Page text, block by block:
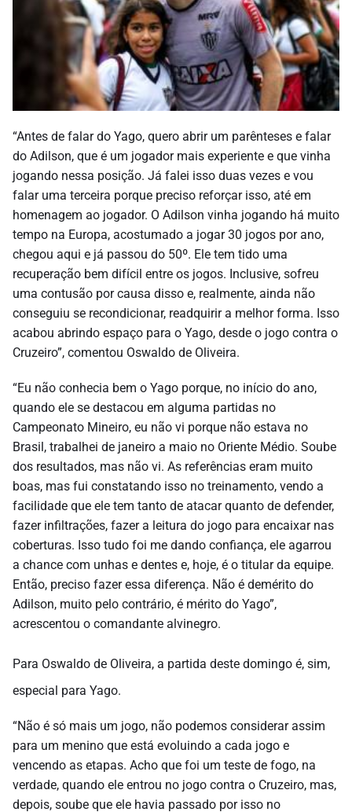
“Antes de falar do Yago, quero abrir um parênteses e falar
do Adilson, que é um jogador mais experiente e que vinha
jogando nessa posição. Já falei isso duas vezes e vou
falar uma terceira porque preciso reforçar isso, até em
homenagem ao jogador. O Adilson vinha jogando há muito
tempo na Europa, acostumado a jogar 30 jogos por ano,
chegou aqui e já passou do 50º. Ele tem tido uma
recuperação bem difícil entre os jogos. Inclusive, sofreu
uma contusão por causa disso e, realmente, ainda não
conseguiu se recondicionar, readquirir a melhor forma. Isso
acabou abrindo espaço para o Yago, desde o jogo contra o
Cruzeiro”, comentou Oswaldo de Oliveira.
“Eu não conhecia bem o Yago porque, no início do ano,
quando ele se destacou em alguma partidas no
Campeonato Mineiro, eu não vi porque não estava no
Brasil, trabalhei de janeiro a maio no Oriente Médio. Soube
dos resultados, mas não vi. As referências eram muito
boas, mas fui constatando isso no treinamento, vendo a
facilidade que ele tem tanto de atacar quanto de defender,
fazer infiltrações, fazer a leitura do jogo para encaixar nas
coberturas. Isso tudo foi me dando confiança, ele agarrou
a chance com unhas e dentes e, hoje, é o titular da equipe.
Então, preciso fazer essa diferença. Não é demérito do
Adilson, muito pelo contrário, é mérito do Yago”,
acrescentou o comandante alvinegro.
Para Oswaldo de Oliveira, a partida deste domingo é, sim,
especial para Yago.
“Não é só mais um jogo, não podemos considerar assim
para um menino que está evoluindo a cada jogo e
vencendo as etapas. Acho que foi um teste de fogo, na
verdade, quando ele entrou no jogo contra o Cruzeiro, mas,
depois, soube que ele havia passado por isso no